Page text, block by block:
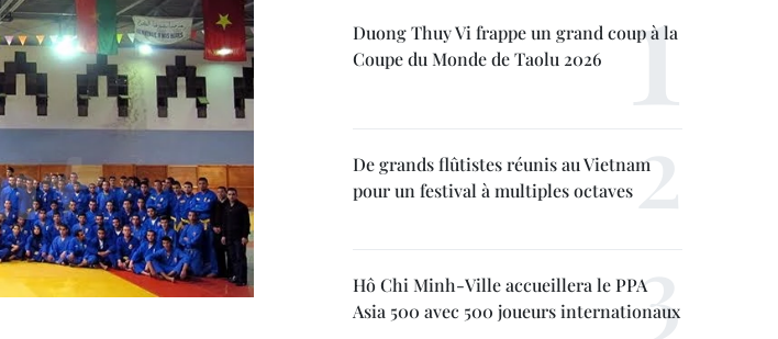
Duong Thuy Vi frappe un grand coup à la
Coupe du Monde de Taolu 2026
De grands flûtistes réunis au Vietnam
pour un festival à multiples octaves
Hô Chi Minh-Ville accueillera le PPA
Asia 500 avec 500 joueurs internationaux